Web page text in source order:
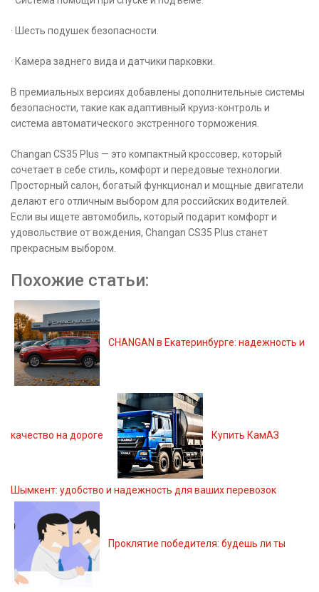
· Шесть подушек безопасности.
· Камера заднего вида и датчики парковки.
В премиальных версиях добавлены дополнительные системы
безопасности, такие как адаптивный круиз-контроль и
система автоматического экстренного торможения.
Changan CS35 Plus — это компактный кроссовер, который
сочетает в себе стиль, комфорт и передовые технологии.
Просторный салон, богатый функционал и мощные двигатели
делают его отличным выбором для российских водителей.
Если вы ищете автомобиль, который подарит комфорт и
удовольствие от вождения, Changan CS35 Plus станет
прекрасным выбором.
Похожие статьи:
CHANGAN в Екатеринбурге: надежность и
качество на дороге Купить КамАЗ
Шымкент: удобство и надежность для ваших перевозок
Проклятие победителя: будешь ли ты